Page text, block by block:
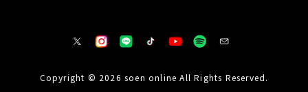
Copyright © 2026 soen online All Rights Reserved.